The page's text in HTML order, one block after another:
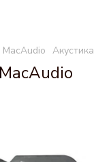
MacAudio